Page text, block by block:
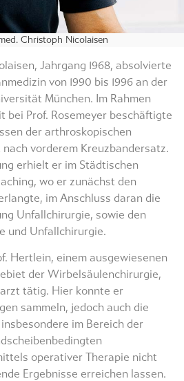
Christoph Nicolaisen
Jahrgang 1968, absolvierte
von 1990 bis 1996 an der
München. Im Rahmen
bei Prof. Rosemeyer beschäftigte
der arthroskopischen
vorderem Kreuzbandersatz.
erhielt er im Städtischen
wo er zunächst den
im Anschluss daran die
Unfallchirurgie, sowie den
und Unfallchirurgie.
Hertlein, einem ausgewiesenen
der Wirbelsäulenchirurgie,
tätig. Hier konnte er
sammeln, jedoch auch die
im Bereich der
operativer Therapie nicht
Ergebnisse erreichen lassen.